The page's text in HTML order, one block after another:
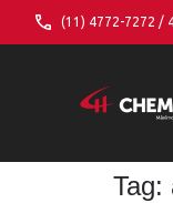
(11) 4772-7272 /
Tag: